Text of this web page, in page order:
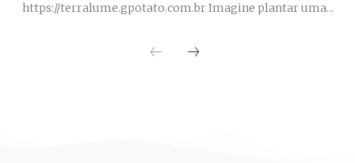
https://terralume.gpotato.com.br Imagine plantar uma...